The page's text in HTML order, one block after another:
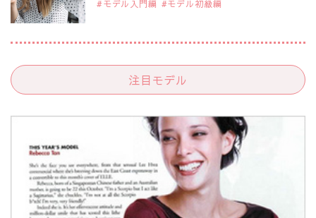
モデル入門編 モデル初級編
注目モデル